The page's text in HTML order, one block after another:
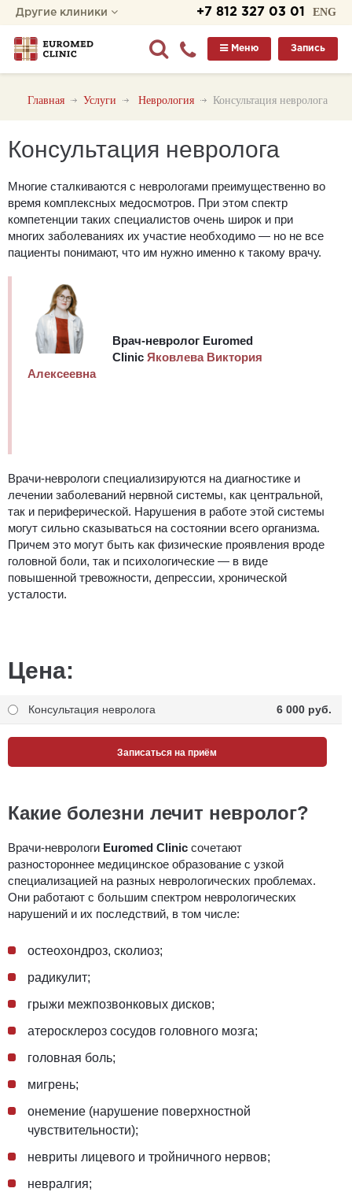
ENG
+7 812 327 03 01
Другие клиники
Запись
Меню
Главная Услуги Неврология Консультация невролога
Консультация невролога
Многие сталкиваются с неврологами преимущественно во
время комплексных медосмотров. При этом спектр
компетенции таких специалистов очень широк и при
многих заболеваниях их участие необходимо ― но не все
пациенты понимают, что им нужно именно к такому врачу.
Врач-невролог Euromed
Clinic Яковлева Виктория
Алексеевна
Врачи-неврологи специализируются на диагностике и
лечении заболеваний нервной системы, как центральной,
так и периферической. Нарушения в работе этой системы
могут сильно сказываться на состоянии всего организма.
Причем это могут быть как физические проявления вроде
головной боли, так и психологические ― в виде
повышенной тревожности, депрессии, хронической
усталости.
Цена:
Консультация невролога 6 000 pуб.
Записаться на приём
Какие болезни лечит невролог?
Врачи-неврологи Euromed Clinic сочетают
разностороннее медицинское образование с узкой
специализацией на разных неврологических проблемах.
Они работают с большим спектром неврологических
нарушений и их последствий, в том числе:
остеохондроз, сколиоз;
радикулит;
грыжи межпозвонковых дисков;
атеросклероз сосудов головного мозга;
головная боль;
мигрень;
онемение (нарушение поверхностной
чувствительности);
невриты лицевого и тройничного нервов;
невралгия;